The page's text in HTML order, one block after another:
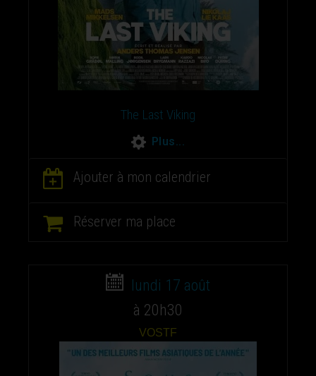
The Last Viking
Plus...
Ajouter à mon calendrier
Réserver ma place
lundi 17 août
à 20h30
VOSTF